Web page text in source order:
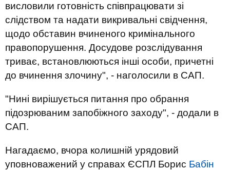
висловили готовність співпрацювати зі
слідством та надати викривальні свідчення,
щодо обставин вчиненого кримінального
правопорушення. Досудове розслідування
триває, встановлюються інші особи, причетні
до вчинення злочину", - наголосили в САП.
"Нині вирішується питання про обрання
підозрюваним запобіжного заходу", - додали в
САП.
Нагадаємо, вчора колишній урядовий
уповноважений у справах ЄСПЛ Борис Бабін